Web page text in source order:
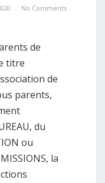
No Comments
de
titre
de
parents,
du
ou
la